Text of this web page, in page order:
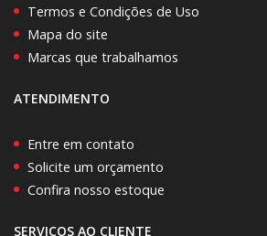
Termos e Condições de Uso
Mapa do site
Marcas que trabalhamos
ATENDIMENTO
Entre em contato
Solicite um orçamento
Confira nosso estoque
SERVIÇOS AO CLIENTE